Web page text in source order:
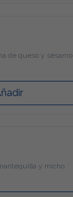
de queso y sésamo
y micho